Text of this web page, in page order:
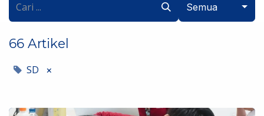
Semua
66 Artikel
SD ×